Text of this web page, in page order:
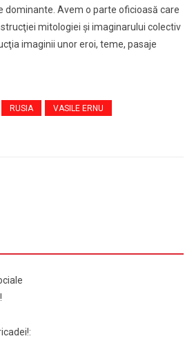
Avem o parte oficioasă care
mitologiei şi imaginarului colectiv
imaginii unor eroi, teme, pasaje
RUSIA VASILE ERNU